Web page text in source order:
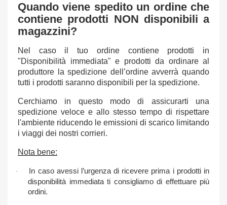
Quando viene spedito un ordine che
contiene prodotti NON disponibili a
magazzini?
Nel caso il tuo ordine contiene prodotti in
"Disponibilità immediata" e prodotti da ordinare al
produttore la spedizione dell’ordine avverrà quando
tutti i prodotti saranno disponibili per la spedizione.
Cerchiamo in questo modo di assicurarti una
spedizione veloce e allo stesso tempo di rispettare
l'ambiente riducendo le emissioni di scarico limitando
i viaggi dei nostri corrieri.
Nota bene:
·
In caso avessi l’urgenza di ricevere prima i prodotti in
disponibilità immediata ti consigliamo di effettuare più
ordini.